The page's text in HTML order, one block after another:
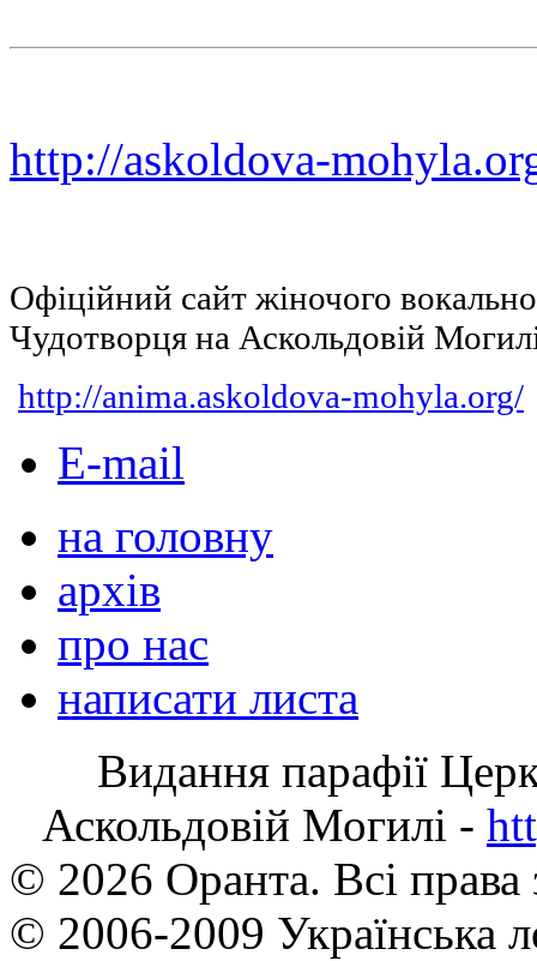
http://askoldova-
Офіційний сайт жіночого
Чудотворця на Аскольдовій
http://anima.askoldova-mohyla.org/
E-mail
на головну
архів
про нас
написати листа
Видання парафії
Аскольдовій Могилі -
© 2026 Оранта. Всі
© 2006-2009 Українська